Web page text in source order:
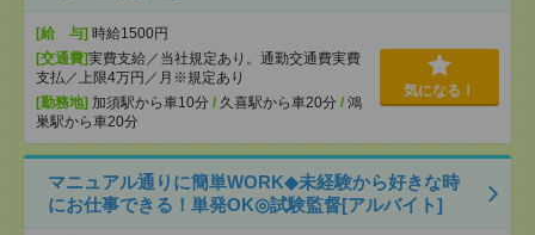
[給 与] 時給1500円
[交通費]実費支給／当社規定あり。通勤交通費実費
支払／上限4万円／月※規定あり
[勤務地] 加須駅から車10分 / 久喜駅から車20分 / 鴻
巣駅から車20分
気になる！
マニュアル通りに簡単WORK◆未経験から好きな時
にお仕事できる！単発OK◎試験監督[アルバイト]